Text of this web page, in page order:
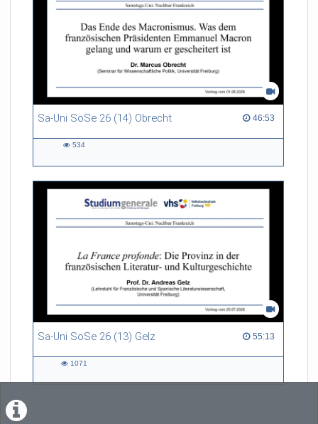
Sa-Uni SoSe 26 (14) Obrecht 46:53
46:53 duration
534
Sa-Uni SoSe 26 (13) Gelz 55:13
55:13 duration
1071